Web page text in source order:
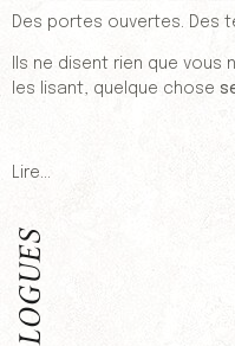
Des portes ouvertes. Des
Ils ne disent rien que vous
les lisant, quelque chose
Lire…